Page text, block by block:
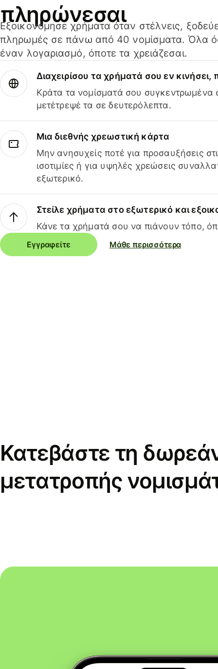
πληρώνεσαι
Εξοικονόμησε χρήματα όταν στέλνεις,
πληρωμές σε πάνω από 40 νομίσματα. Όλα
έναν λογαριασμό, όποτε τα χρειάζεσαι.
Διαχειρίσου τα χρήματά σου εν
Κράτα τα νομίσματά σου συγκεντρωμένα
μετέτρεψέ τα σε δευτερόλεπτα.
Μια διεθνής χρεωστική κάρτα
Μην ανησυχείς ποτέ για προσαυξήσεις
ισοτιμίες ή για υψηλές χρεώσεις
εξωτερικό.
Στείλε χρήματα στο εξωτερικό και
Κάνε τα χρήματά σου να πιάνουν τόπο,
Εγγραφείτε Μάθε περισσότερα
Κατεβάστε τη
μετατροπής